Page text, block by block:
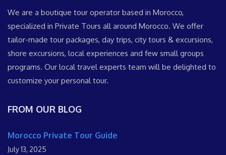
We are a boutique tour operator based in Morocco,
specialized in Private Tours all around Morocco. We offer
tailor-made tour packages, day trips, city tours & excursions,
shore excursions, local experiences and few small groups
programs. Our local travel experts team will be delighted to
customize your personal tour.
FROM OUR BLOG
Morocco Private Tour Guide
July 13, 2025